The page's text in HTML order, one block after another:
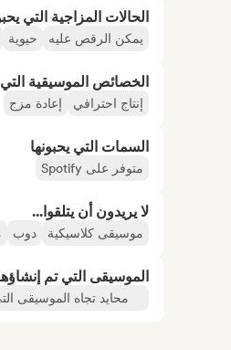
الحالات المزاجية التي
يمكن الرقص عليه حيوية
الخصائص الموسيقية
إنتاج احترافي إعادة مزج
السمات التي يحبونها
متوفر على Spotify
لا يريدون أن يتلقوا...
موسيقى كلاسيكية دوب
الموسيقى التي تم
محايد تجاه الموسيقى